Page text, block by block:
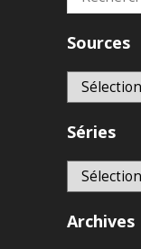
Sources
Séries
Archives